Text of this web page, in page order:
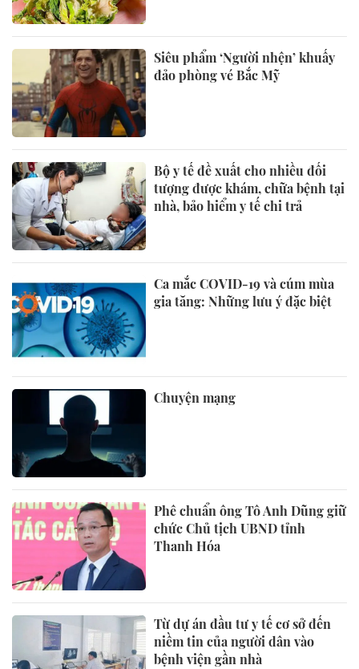
Siêu phẩm ‘Người nhện’ khuấy
đảo phòng vé Bắc Mỹ
Bộ y tế đề xuất cho nhiều đối
tượng được khám, chữa bệnh tại
nhà, bảo hiểm y tế chi trả
Ca mắc COVID-19 và cúm mùa
gia tăng: Những lưu ý đặc biệt
Chuyện mạng
Phê chuẩn ông Tô Anh Dũng giữ
chức Chủ tịch UBND tỉnh
Thanh Hóa
Từ dự án đầu tư y tế cơ sở đến
niềm tin của người dân vào
bệnh viện gần nhà